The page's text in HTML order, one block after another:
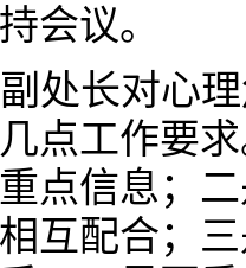
会议。
处长对心
点工作要
点信息；
互配合；